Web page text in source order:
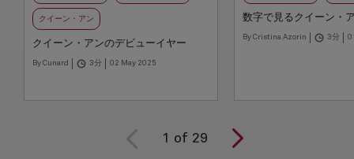
クイーン・アン
クイーン・アンのデビューイヤー
By Cunard 3分 02 May 2025
数字で見るクイーン・
By Cristina Azorin 3分
1 of 29